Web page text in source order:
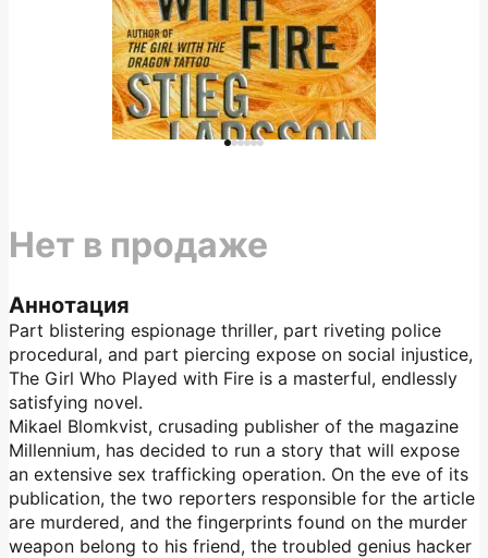
Аннотация
Part blistering espionage thriller, part riveting police
procedural, and part piercing expose on social injustice,
The Girl Who Played with Fire is a masterful, endlessly
satisfying novel.
Mikael Blomkvist, crusading publisher of the magazine
Millennium, has decided to run a story that will expose
an extensive sex trafficking operation. On the eve of its
publication, the two reporters responsible for the article
are murdered, and the fingerprints found on the murder
weapon belong to his friend, the troubled genius hacker
Нет в продаже